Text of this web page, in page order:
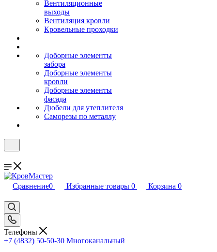
Вентиляционные
выходы
Вентиляция кровли
Кровельные проходки
Доборные элементы
забора
Доборные элементы
кровли
Доборные элементы
фасада
Дюбели для утеплителя
Саморезы по металлу
Сравнение0 Избранные товары 0 Корзина 0
Телефоны
+7 (4832) 50-50-30 Многоканальный